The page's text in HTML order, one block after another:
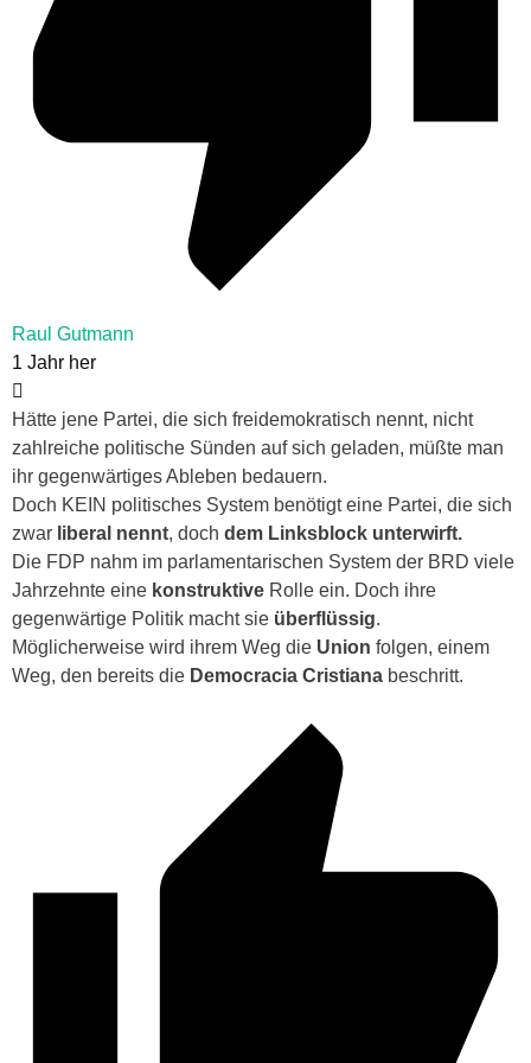
Raul Gutmann
1 Jahr her
Hätte jene Partei, die sich freidemokratisch nennt, nicht
zahlreiche politische Sünden auf sich geladen, müßte man
ihr gegenwärtiges Ableben bedauern.
Doch KEIN politisches System benötigt eine Partei, die sich
zwar liberal nennt, doch dem Linksblock unterwirft.
Die FDP nahm im parlamentarischen System der BRD viele
Jahrzehnte eine konstruktive Rolle ein. Doch ihre
gegenwärtige Politik macht sie überflüssig.
Möglicherweise wird ihrem Weg die Union folgen, einem
Weg, den bereits die Democracia Cristiana beschritt.